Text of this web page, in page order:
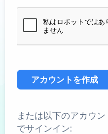
アカウントを作成
または以下のアカウン
でサインイン: